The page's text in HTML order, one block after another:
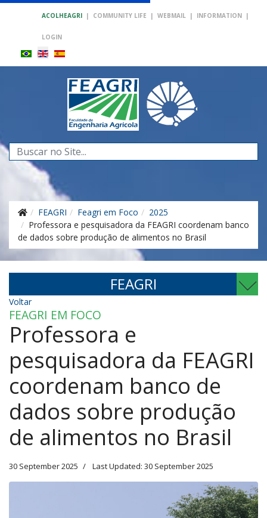
ACOLHEAGRI | COMMUNITY LIFE | WEBMAIL | INFORMATION |
LOGIN
Search
...
FEAGRI Feagri em Foco
2025
Professora e pesquisadora da FEAGRI coordenam banco
de dados sobre produção de alimentos no Brasil
FEAGRI
Voltar
FEAGRI EM FOCO
Professora e
pesquisadora da FEAGRI
coordenam banco de
dados sobre produção
de alimentos no Brasil
30 September 2025 Last Updated: 30 September 2025